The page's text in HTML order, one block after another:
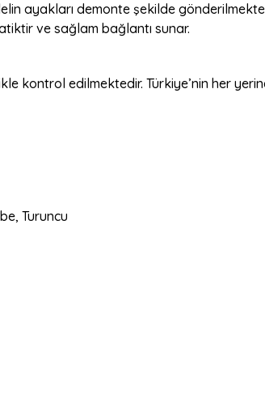
ayakları demonte şekilde
ve sağlam bağlantı sunar.
kontrol edilmektedir. Türkiye’nin her
Turuncu